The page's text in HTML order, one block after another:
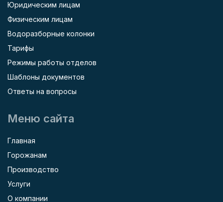
Юридическим лицам
Физическим лицам
Водоразборные колонки
Тарифы
Режимы работы отделов
Шаблоны документов
Ответы на вопросы
Меню сайта
Главная
Горожанам
Производство
Услуги
О компании